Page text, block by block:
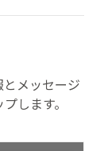
メッセージ
します。